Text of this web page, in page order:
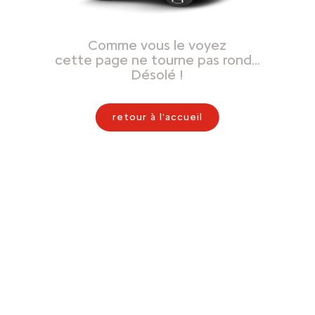
Comme vous le voyez
cette page ne tourne pas rond…
Désolé !
retour à l'accueil